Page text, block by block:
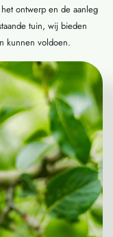
ontwerp en de aanleg
tuin, wij bieden
kunnen voldoen.